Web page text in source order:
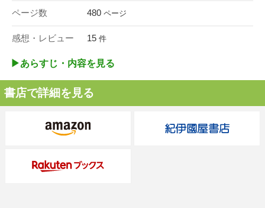
ページ数 480 ページ
感想・レビュー 15 件
▶︎あらすじ・内容を見る
書店で詳細を見る